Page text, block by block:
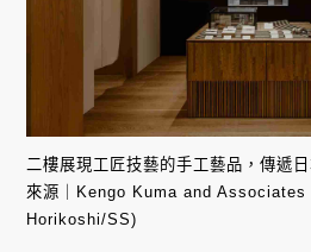
二樓展現工匠技藝的手工藝品，傳遞
來源｜Kengo Kuma and
Horikoshi/SS)